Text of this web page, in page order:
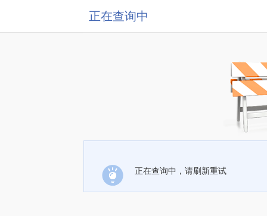
正在查询中
正在查询中，请刷新重试